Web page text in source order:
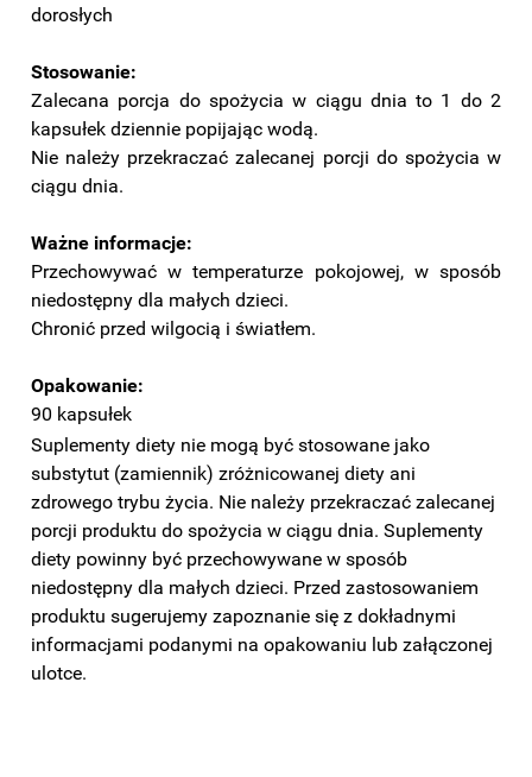
dorosłych
Stosowanie:
Zalecana porcja do spożycia w ciągu dnia to 1 do 2
kapsułek dziennie popijając wodą.
Nie należy przekraczać zalecanej porcji do spożycia w
ciągu dnia.
Ważne informacje:
Przechowywać w temperaturze pokojowej, w sposób
niedostępny dla małych dzieci.
Chronić przed wilgocią i światłem.
Opakowanie:
90 kapsułek
Suplementy diety nie mogą być stosowane jako
substytut (zamiennik) zróżnicowanej diety ani
zdrowego trybu życia. Nie należy przekraczać zalecanej
porcji produktu do spożycia w ciągu dnia. Suplementy
diety powinny być przechowywane w sposób
niedostępny dla małych dzieci. Przed zastosowaniem
produktu sugerujemy zapoznanie się z dokładnymi
informacjami podanymi na opakowaniu lub załączonej
ulotce.